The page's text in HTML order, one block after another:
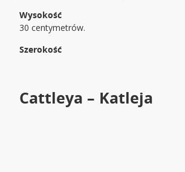
Wysokość
30 centymetrów.
Szerokość
Cattleya – Katleja